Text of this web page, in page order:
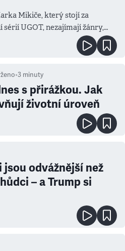
Mikiče, který stojí za
UGOT, nezajímají žánry,
•3 minuty
s přirážkou. Jak
životní úroveň
odvážnější než
– a Trump si